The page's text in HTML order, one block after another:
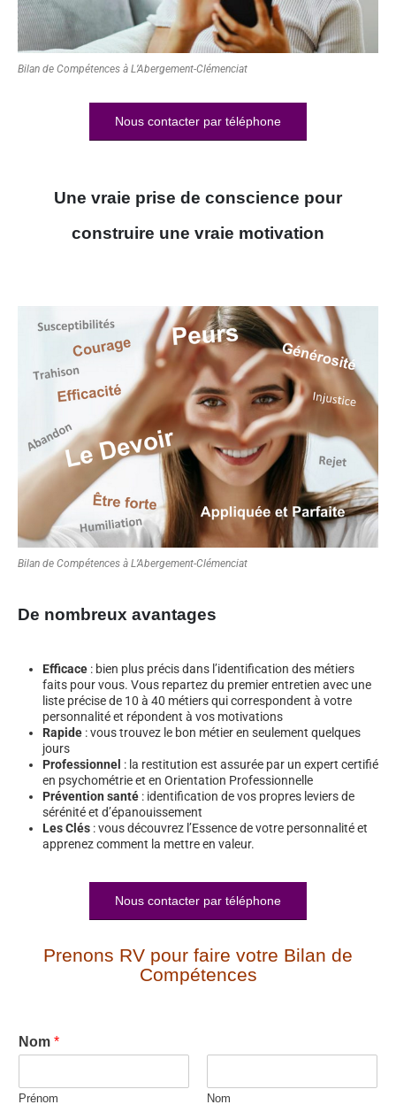
Bilan de Compétences à L’Abergement-Clémenciat
Nous contacter par téléphone
Une vraie prise de conscience pour
construire une vraie motivation
Bilan de Compétences à L’Abergement-Clémenciat
De nombreux avantages
Efficace : bien plus précis dans l’identification des métiers
faits pour vous. Vous repartez du premier entretien avec une
liste précise de 10 à 40 métiers qui correspondent à votre
personnalité et répondent à vos motivations
Rapide : vous trouvez le bon métier en seulement quelques
jours
Professionnel : la restitution est assurée par un expert certifié
en psychométrie et en Orientation Professionnelle
Prévention santé : identification de vos propres leviers de
sérénité et d’épanouissement
Les Clés : vous découvrez l’Essence de votre personnalité et
apprenez comment la mettre en valeur.
Nous contacter par téléphone
Prenons RV pour faire votre Bilan de
Compétences
Nom *
Prénom Nom